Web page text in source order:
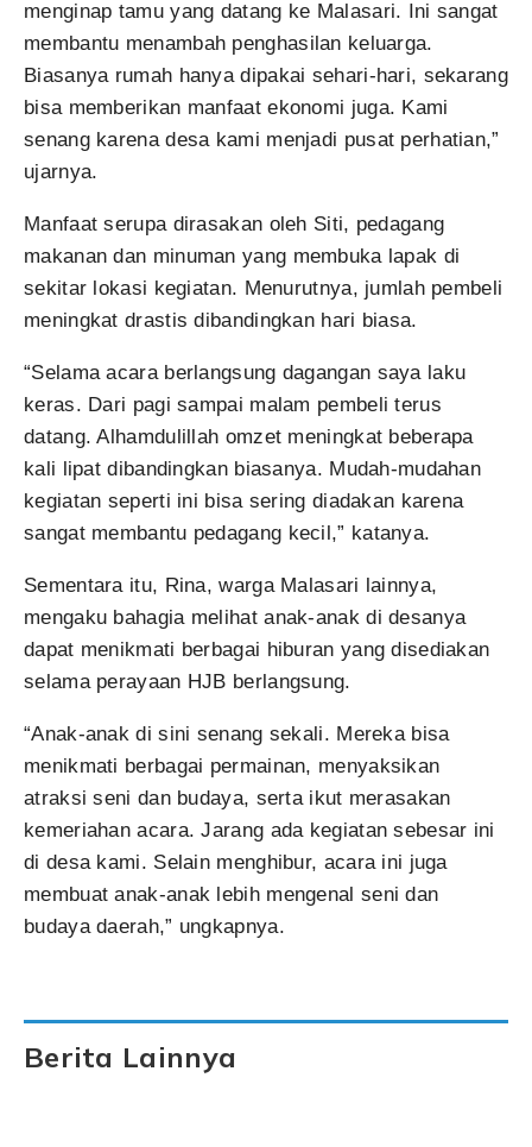
menginap tamu yang datang ke Malasari. Ini sangat
membantu menambah penghasilan keluarga.
Biasanya rumah hanya dipakai sehari-hari, sekarang
bisa memberikan manfaat ekonomi juga. Kami
senang karena desa kami menjadi pusat perhatian,”
ujarnya.
Manfaat serupa dirasakan oleh Siti, pedagang
makanan dan minuman yang membuka lapak di
sekitar lokasi kegiatan. Menurutnya, jumlah pembeli
meningkat drastis dibandingkan hari biasa.
“Selama acara berlangsung dagangan saya laku
keras. Dari pagi sampai malam pembeli terus
datang. Alhamdulillah omzet meningkat beberapa
kali lipat dibandingkan biasanya. Mudah-mudahan
kegiatan seperti ini bisa sering diadakan karena
sangat membantu pedagang kecil,” katanya.
Sementara itu, Rina, warga Malasari lainnya,
mengaku bahagia melihat anak-anak di desanya
dapat menikmati berbagai hiburan yang disediakan
selama perayaan HJB berlangsung.
“Anak-anak di sini senang sekali. Mereka bisa
menikmati berbagai permainan, menyaksikan
atraksi seni dan budaya, serta ikut merasakan
kemeriahan acara. Jarang ada kegiatan sebesar ini
di desa kami. Selain menghibur, acara ini juga
membuat anak-anak lebih mengenal seni dan
budaya daerah,” ungkapnya.
Berita Lainnya